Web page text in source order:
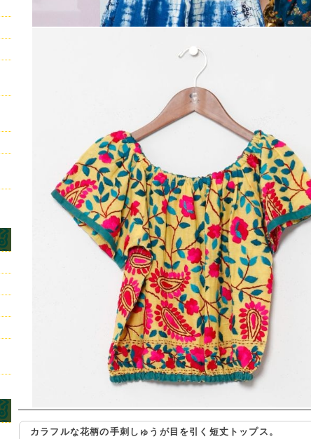
カラフルな花柄の手刺しゅうが目を引く短丈トップス。